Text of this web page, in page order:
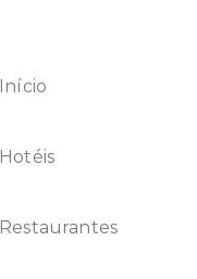
Início
Hotéis
Restaurantes